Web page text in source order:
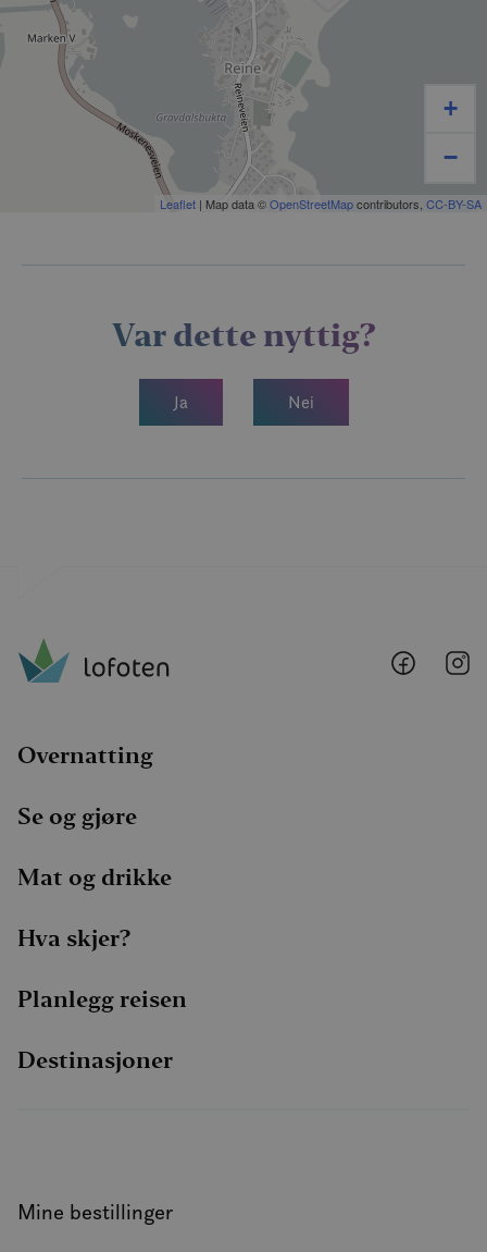
dekker behovene til både turister, bobilturister,
båtfolk og fastboende.
Som en lokal og familiedrevet bedrift legger vi
stolthet i personlig service og lokalkunnskap. For oss
handler det ikke bare om handel – men om å være en
trygg og tilgjengelig serviceaktør i lokalsamfunnet.
ditt naturlige stoppested i Reine.
+
−
Leaflet | Map data ©OpenStreetMapcontributors, CC-BY-SA
Var dette nyttig?
Ja Nei
Lofoten
@
Overnatting
Se og gjøre
Mat og drikke
Hva skjer?
Planlegg reisen
Destinasjoner
Mine bestillinger